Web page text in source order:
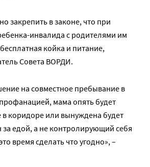
закрепить в законе, что при
инвалида с родителями им
койка и питание,
Совета ВОРДИ.
на совместное пребывание в
мама опять будет
в коридоре или вынуждена будет
за едой, а не контролирующий себя
время сделать что угодно», –